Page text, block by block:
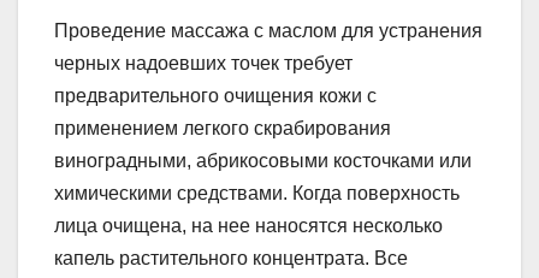
Проведение массажа с маслом для устранения
черных надоевших точек требует
предварительного очищения кожи с
применением легкого скрабирования
виноградными, абрикосовыми косточками или
химическими средствами. Когда поверхность
лица очищена, на нее наносятся несколько
капель растительного концентрата. Все